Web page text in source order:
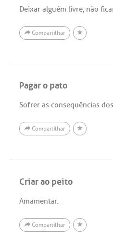
Deixar alguém livre, não
Compartilhar
Pagar o pato
Sofrer as consequências
Compartilhar
Criar ao peito
Amamentar.
Compartilhar